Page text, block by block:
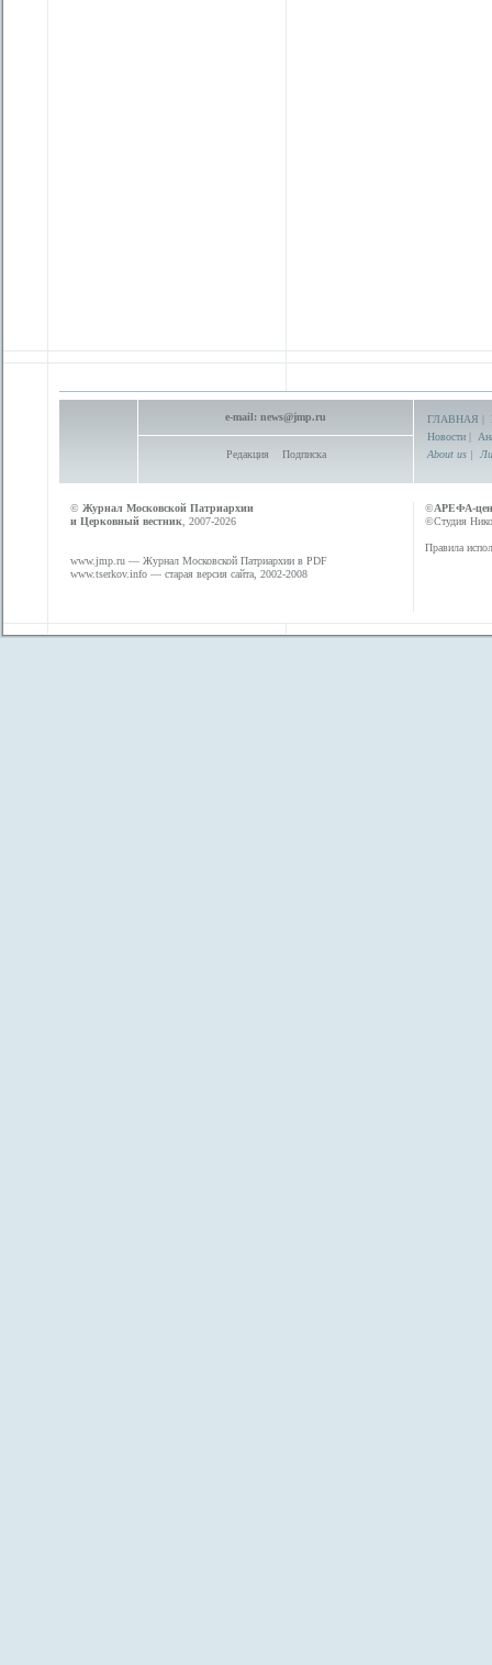
e-mail: news@jmp.ru
Редакция Подписка
ГЛАВНАЯ |
Новости |
About us |
© Журнал Московской Патриархии
и Церковный вестник , 2007-2026
www.jmp.ru — Журнал Московской Патриархии в PDF
www.tserkov.info — старая версия сайта, 2002-2008
©АРЕФА-
©Студия
Правила